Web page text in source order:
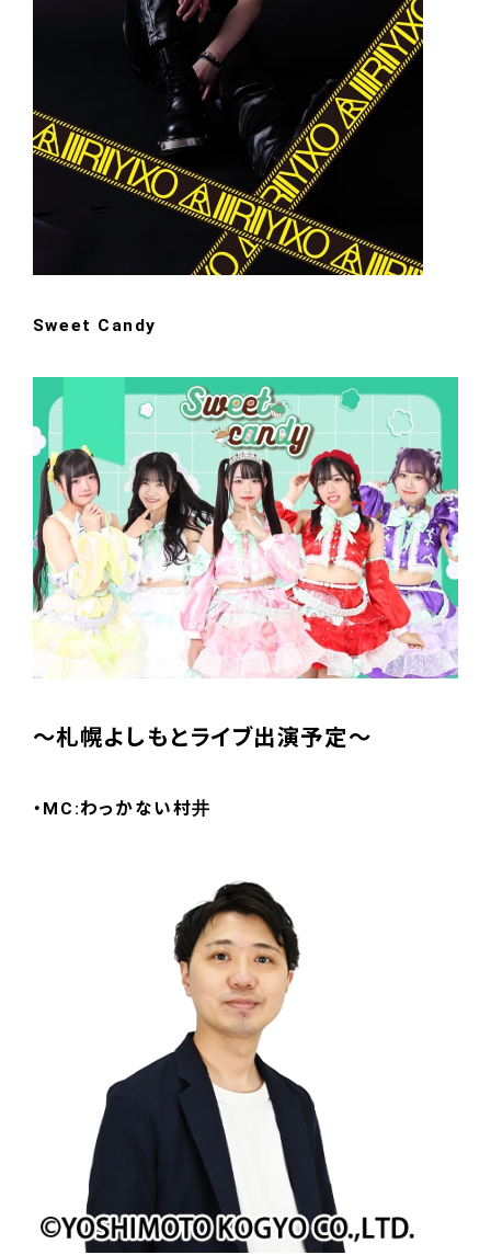
Sweet Candy
～札幌よしもとライブ出演予定～
・MC:わっかない村井